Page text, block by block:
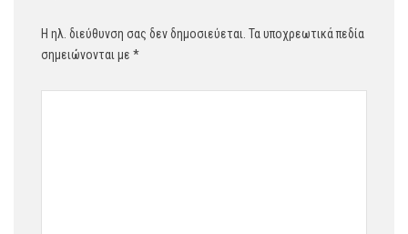
Η ηλ. διεύθυνση σας δεν δημοσιεύεται. Τα υποχρεωτικά πεδία
σημειώνονται με *